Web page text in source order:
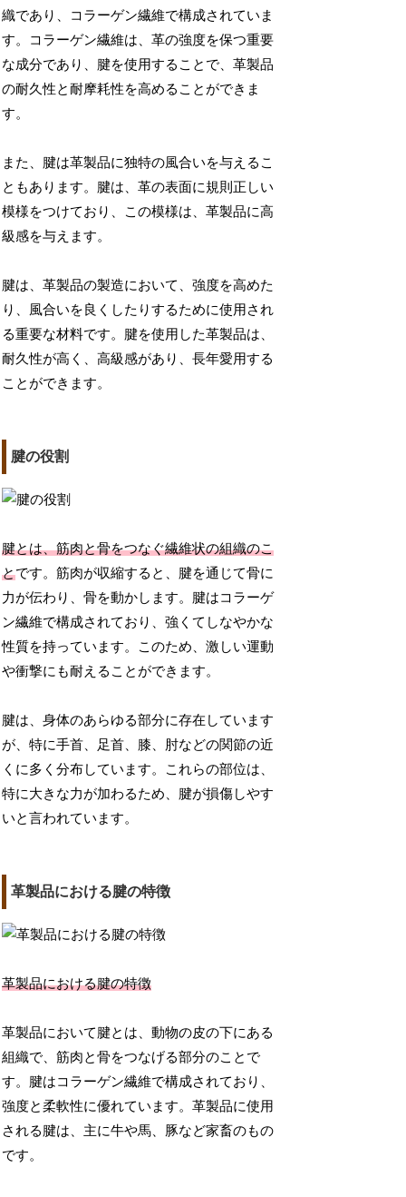
織であり、コラーゲン繊維で構成されていま
す。コラーゲン繊維は、革の強度を保つ重要
な成分であり、腱を使用することで、革製品
の耐久性と耐摩耗性を高めることができま
す。
また、腱は革製品に独特の風合いを与えるこ
ともあります。腱は、革の表面に規則正しい
模様をつけており、この模様は、革製品に高
級感を与えます。
腱は、革製品の製造において、強度を高めた
り、風合いを良くしたりするために使用され
る重要な材料です。腱を使用した革製品は、
耐久性が高く、高級感があり、長年愛用する
ことができます。
腱の役割
腱とは、筋肉と骨をつなぐ繊維状の組織のこ
とです。筋肉が収縮すると、腱を通じて骨に
力が伝わり、骨を動かします。腱はコラーゲ
ン繊維で構成されており、強くてしなやかな
性質を持っています。このため、激しい運動
や衝撃にも耐えることができます。
腱は、身体のあらゆる部分に存在しています
が、特に手首、足首、膝、肘などの関節の近
くに多く分布しています。これらの部位は、
特に大きな力が加わるため、腱が損傷しやす
いと言われています。
革製品における腱の特徴
革製品における腱の特徴
革製品において腱とは、動物の皮の下にある
組織で、筋肉と骨をつなげる部分のことで
す。腱はコラーゲン繊維で構成されており、
強度と柔軟性に優れています。革製品に使用
される腱は、主に牛や馬、豚など家畜のもの
です。